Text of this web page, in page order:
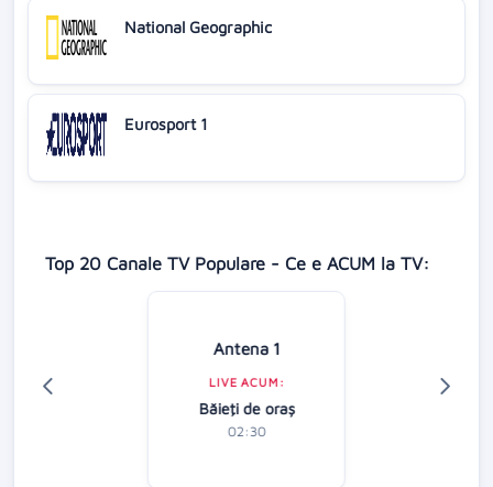
National Geographic
Eurosport 1
Top 20 Canale TV Populare - Ce e ACUM la TV:
Antena 1
LIVE ACUM:
Băieţi de oraş
02:30